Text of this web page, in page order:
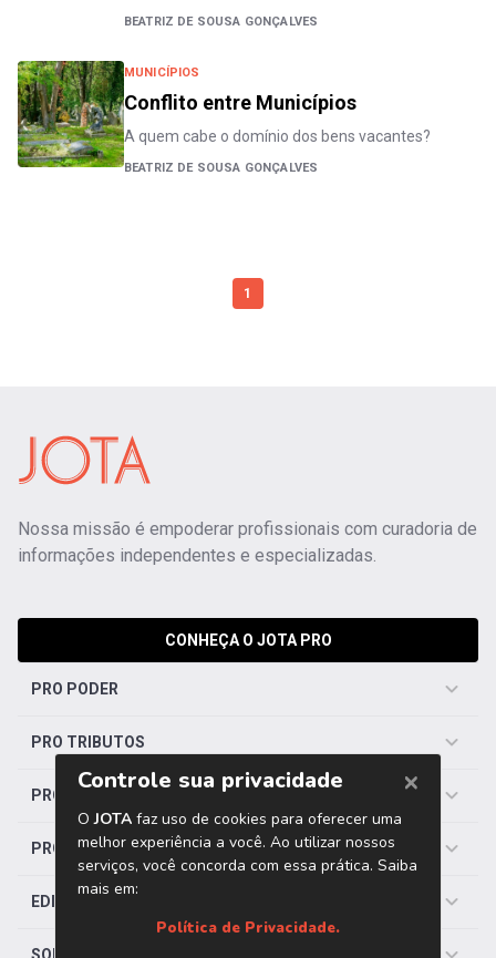
BEATRIZ DE SOUSA GONÇALVES
MUNICÍPIOS
Conflito entre Municípios
A quem cabe o domínio dos bens vacantes?
BEATRIZ DE SOUSA GONÇALVES
1
Nossa missão é empoderar profissionais com curadoria de
informações independentes e especializadas.
CONHEÇA O JOTA PRO
PRO PODER
PRO TRIBUTOS
PRO TRABALHISTA
PRO SAÚDE
EDITORIAS